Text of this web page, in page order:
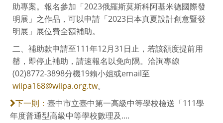
助專案。報名參加「2023俄羅斯莫斯科阿基米德國際發
明展」之作品，可以申請「2023日本真夏設計創意暨發
明展」展位費全額補助。
二、補助款申請至111年12月31日止，若該額度提前用
罄，即停止補助，請速報名以免向隅。洽詢專線
(02)8772-3898分機19賴小姐或email至
wiipa168@wiipa.org.tw。
下一則： 臺中市立臺中第一高級中等學校檢送「111學
年度普通型高級中等學校數理及....